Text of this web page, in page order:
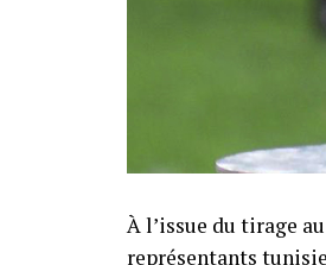
À l’issue du tirage
représentants